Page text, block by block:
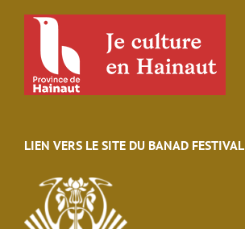
LIEN VERS LE SITE DU BANAD FESTIVAL